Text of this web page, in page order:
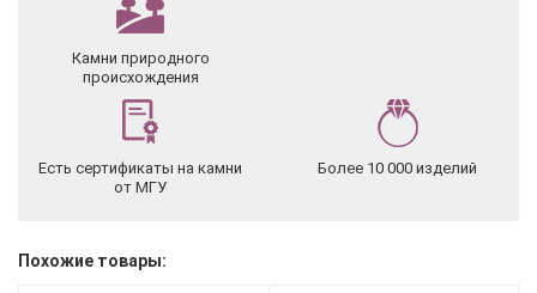
Камни природного
происхождения
Есть сертификаты на камни
от МГУ
Более 10 000 изделий
Похожие товары: